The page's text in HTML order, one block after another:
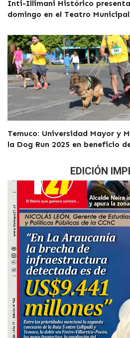
Inti-Illimani Histórico presenta
domingo en el Teatro Municipal
Temuco: Universidad Mayor y
la Dog Run 2025 en beneficio
EDICIÓN